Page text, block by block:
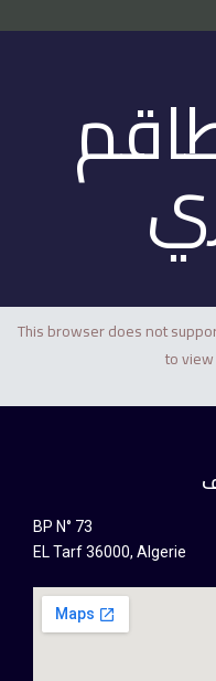
This browser does not
to
BP N° 73
EL Tarf 36000, Algerie